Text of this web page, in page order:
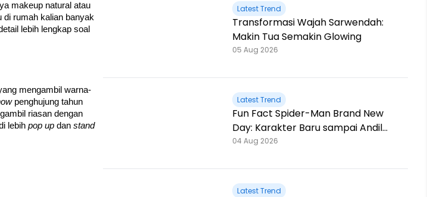
makeup natural atau
di rumah kalian banyak
lebih lengkap soal
mengambil warna-
penghujung tahun
lebih pop up dan stand
Latest Trend
Transformasi Wajah Sarwendah:
Makin Tua Semakin Glowing
05 Aug 2026
Latest Trend
Fun Fact Spider-Man Brand New
Day: Karakter Baru sampai Andil
Jackie Chan!
04 Aug 2026
Latest Trend